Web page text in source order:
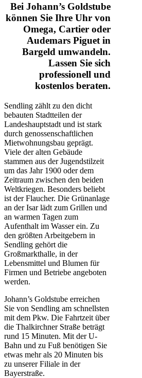
Bei Johann’s Goldstube
können Sie Ihre Uhr von
Omega, Cartier oder
Audemars Piguet in
Bargeld umwandeln.
Lassen Sie sich
professionell und
kostenlos beraten.
Sendling zählt zu den dicht
bebauten Stadtteilen der
Landeshauptstadt und ist stark
durch genossenschaftlichen
Mietwohnungsbau geprägt.
Viele der alten Gebäude
stammen aus der Jugendstilzeit
um das Jahr 1900 oder dem
Zeitraum zwischen den beiden
Weltkriegen. Besonders beliebt
ist der Flaucher. Die Grünanlage
an der Isar lädt zum Grillen und
an warmen Tagen zum
Aufenthalt im Wasser ein. Zu
den größten Arbeitgebern in
Sendling gehört die
Großmarkthalle, in der
Lebensmittel und Blumen für
Firmen und Betriebe angeboten
werden.
Johann’s Goldstube erreichen
Sie von Sendling am schnellsten
mit dem Pkw. Die Fahrtzeit über
die Thalkirchner Straße beträgt
rund 15 Minuten. Mit der U-
Bahn und zu Fuß benötigen Sie
etwas mehr als 20 Minuten bis
zu unserer Filiale in der
Bayerstraße.